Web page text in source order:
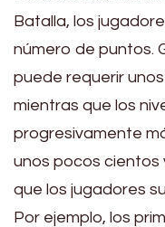
Batalla, los
número de puntos.
puede requerir
mientras que los
progresivamente
unos pocos cientos
que los jugadores
Por ejemplo, los